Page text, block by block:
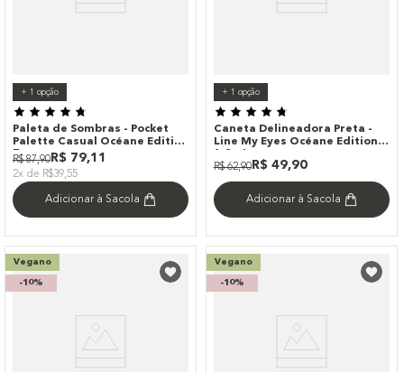
+ 1 opção
Paleta de Sombras - Pocket
Palette Casual Océane Edition
7g
R$ 87,90R$ 79,11
2x de R$39,55
Adicionar à Sacola
+ 1 opção
Caneta Delineadora Preta -
Line My Eyes Océane Edition
R$ 62,90R$ 49,90
Adicionar à Sacola
Vegano
-10%
Vegano
-10%